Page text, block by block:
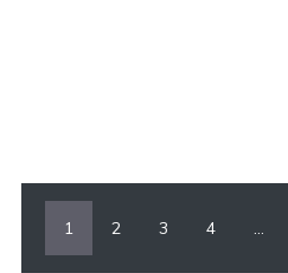
1 2 3 4 …